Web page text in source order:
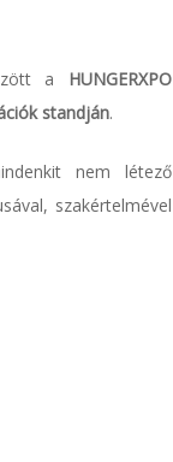
a HUNGERXPO
standján.
nem létező
szakértelmével